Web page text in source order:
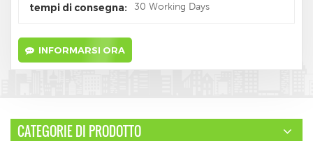
tempi di consegna: 30 Working Days
INFORMARSI ORA
CATEGORIE DI PRODOTTO